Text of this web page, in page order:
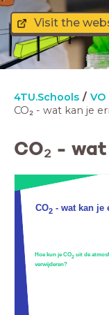
Visit the
4TU.Schools
CO₂ - wat kan je
CO₂ -
CO2- wat kan je
Hoe kun je CO2uit de
verwijderen?